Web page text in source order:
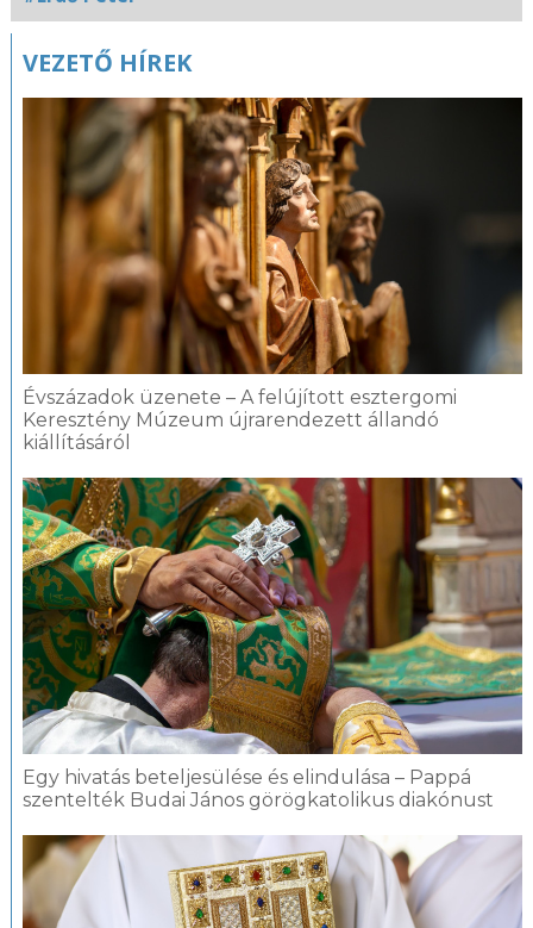
VEZETŐ HÍREK
Évszázadok üzenete – A felújított esztergomi
Keresztény Múzeum újrarendezett állandó
kiállításáról
Egy hivatás beteljesülése és elindulása – Pappá
szentelték Budai János görögkatolikus diakónust